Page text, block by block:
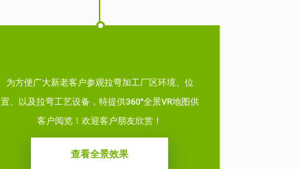
为方便广大新老客户参观拉弯加工厂区环境、位
置、以及拉弯工艺设备，特提供360°全景VR地图供
客户阅览！欢迎客户朋友欣赏！
查看全景效果